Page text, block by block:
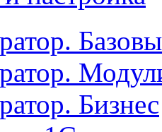
Бизнес